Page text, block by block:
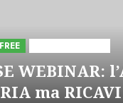
FREE
WEBINAR:
ma